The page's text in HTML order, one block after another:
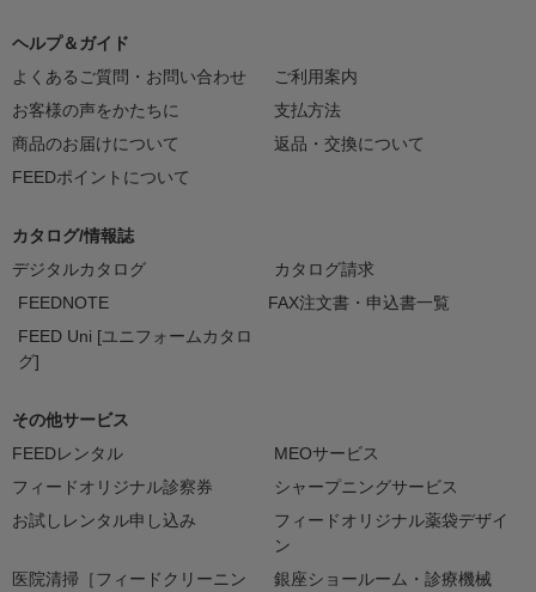
ヘルプ＆ガイド
よくあるご質問・お問い合わせ
ご利用案内
お客様の声をかたちに
支払方法
商品のお届けについて
返品・交換について
FEEDポイントについて
カタログ/情報誌
デジタルカタログ
カタログ請求
FEEDNOTE
FAX注文書・申込書一覧
FEED Uni [ユニフォームカタロ
グ]
その他サービス
FEEDレンタル
MEOサービス
フィードオリジナル診察券
シャープニングサービス
お試しレンタル申し込み
フィードオリジナル薬袋デザイ
ン
医院清掃［フィードクリーニン
銀座ショールーム・診療機械